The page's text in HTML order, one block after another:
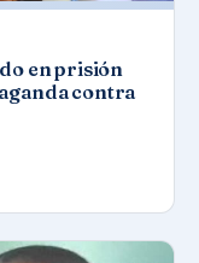
en prisión
contra